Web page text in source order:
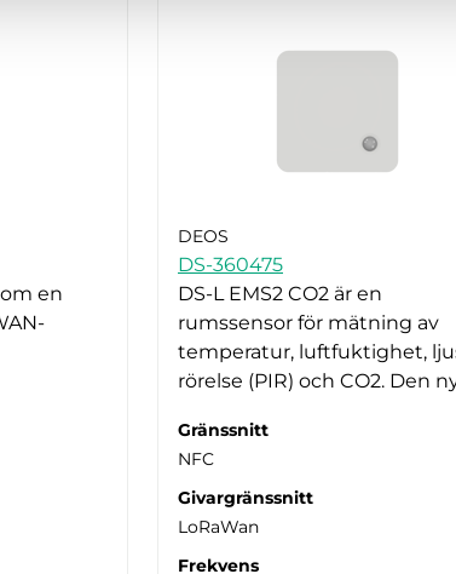
en
DEOS
DS-360475
DS-L EMS2 CO2 är en
rumssensor för mätning av
temperatur, luftfuktighet,
rörelse (PIR) och CO2. Den
Gränssnitt
NFC
Givargränssnitt
LoRaWan
Frekvens